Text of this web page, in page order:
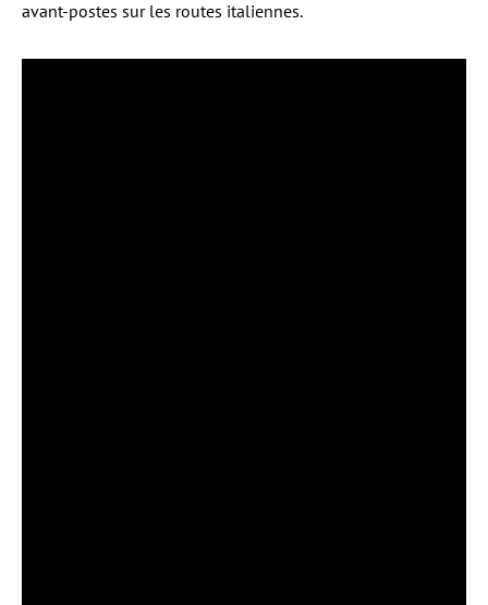
avant-postes sur les routes italiennes.